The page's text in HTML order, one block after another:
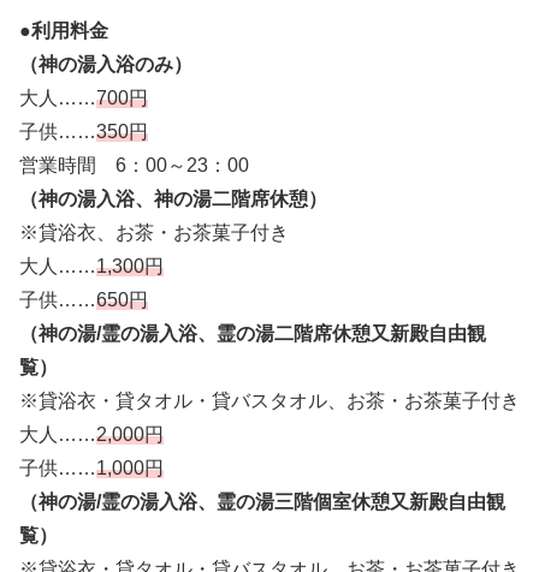
●利用料金
（神の湯入浴のみ）
大人……700円
子供……350円
営業時間 6：00～23：00
（神の湯入浴、神の湯二階席休憩）
※貸浴衣、お茶・お茶菓子付き
大人……1,300円
子供……650円
（神の湯/霊の湯入浴、霊の湯二階席休憩又新殿自由観
覧）
※貸浴衣・貸タオル・貸バスタオル、お茶・お茶菓子付き
大人……2,000円
子供……1,000円
（神の湯/霊の湯入浴、霊の湯三階個室休憩又新殿自由観
覧）